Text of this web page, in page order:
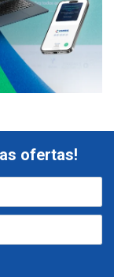
ofertas!